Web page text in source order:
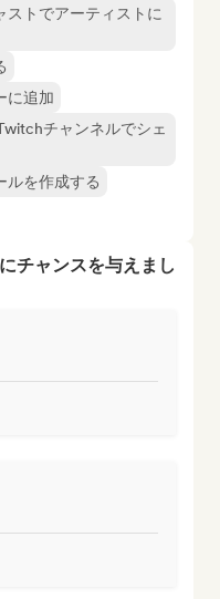
ストでアーティストに
に追加
チャンネルでシェ
ルを作成する
チャンスを与えまし